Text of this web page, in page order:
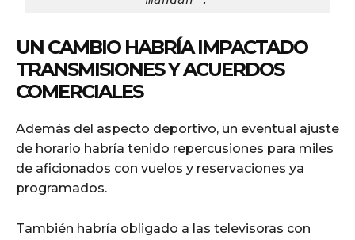
UN CAMBIO HABRÍA IMPACTADO
TRANSMISIONES Y ACUERDOS
COMERCIALES
Además del aspecto deportivo, un eventual ajuste
de horario habría tenido repercusiones para miles
de aficionados con vuelos y reservaciones ya
programados.
También habría obligado a las televisoras con